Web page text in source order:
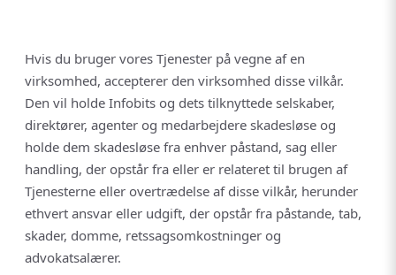
Hvis du bruger vores Tjenester på vegne af en
virksomhed, accepterer den virksomhed disse vilkår.
Den vil holde Infobits og dets tilknyttede selskaber,
direktører, agenter og medarbejdere skadesløse og
holde dem skadesløse fra enhver påstand, sag eller
handling, der opstår fra eller er relateret til brugen af
Tjenesterne eller overtrædelse af disse vilkår, herunder
ethvert ansvar eller udgift, der opstår fra påstande, tab,
skader, domme, retssagsomkostninger og
advokatsalærer.